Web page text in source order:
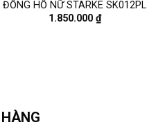
ĐỒNG HỒ NỮ STARKE SK012PL
1.850.000 ₫